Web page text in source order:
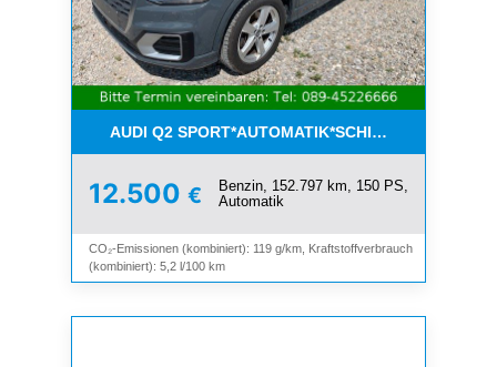
AUDI Q2 SPORT*AUTOMATIK*SCHIEBEDACH*8-
12.500 €
Benzin, 152.797 km, 150 PS,
Automatik
CO₂-Emissionen (kombiniert): 119 g/km, Kraftstoffverbrauch
(kombiniert): 5,2 l/100 km